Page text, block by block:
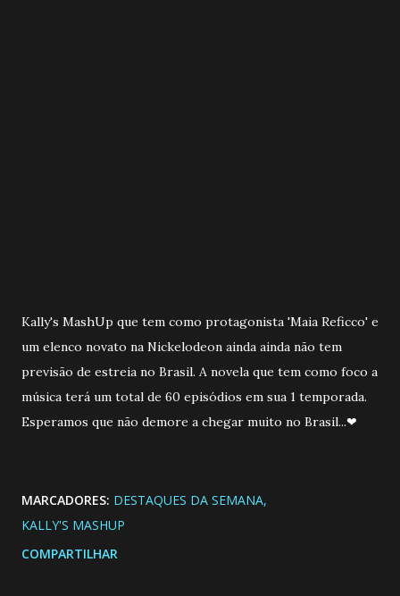
Kally's MashUp que tem como protagonista 'Maia Reficco' e
um elenco novato na Nickelodeon ainda ainda não tem
previsão de estreia no Brasil. A novela que tem como foco a
música terá um total de 60 episódios em sua 1 temporada.
Esperamos que não demore a chegar muito no Brasil...❤
MARCADORES: DESTAQUES DA SEMANA
KALLY'S MASHUP
COMPARTILHAR